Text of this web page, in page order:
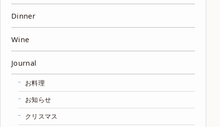
Dinner
Wine
Journal
お料理
お知らせ
クリスマス